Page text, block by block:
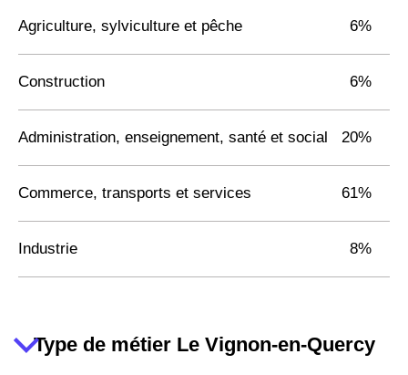
Agriculture, sylviculture et pêche 6%
Construction 6%
Administration, enseignement, santé et social 20%
Commerce, transports et services 61%
Industrie 8%
Type de métier Le Vignon-en-Quercy